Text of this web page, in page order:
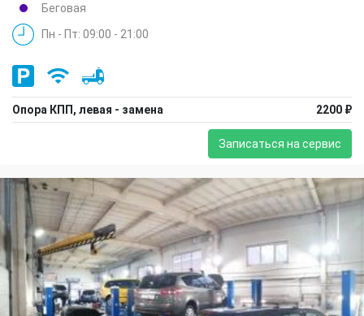
Беговая
Пн - Пт: 09:00 - 21:00
Опора КПП, левая - замена 2200 ₽
Записаться на сервис